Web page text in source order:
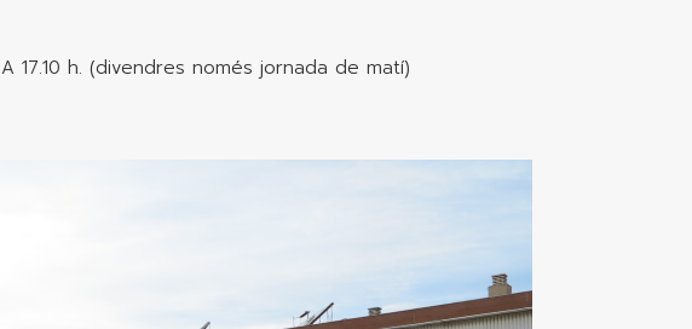
A 17.10 h. (divendres només jornada de matí)